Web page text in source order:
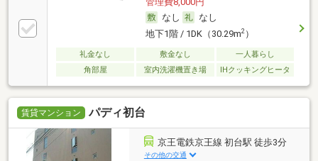
なし
なし
地下1階 / 1DK（30.29m2）
礼金なし 敷金なし
一人暮らし
角部屋
室内洗濯機置き場 IHクッキングヒータ
賃貸マンション パディ初台
京王電鉄京王線 初台駅 徒歩3分
その他の交通